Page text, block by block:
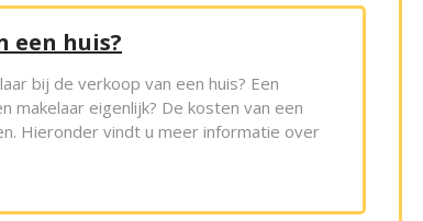
een huis?
bij de verkoop van een huis? Een
makelaar eigenlijk? De kosten van een
Hieronder vindt u meer informatie over